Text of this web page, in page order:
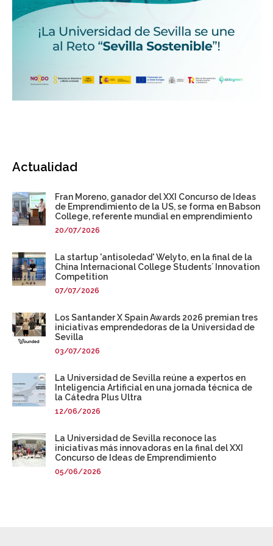
Actualidad
Fran Moreno, ganador del XXI Concurso de Ideas
de Emprendimiento de la US, se forma en Babson
College, referente mundial en emprendimiento
20/07/2026
La startup 'antisoledad' Welyto, en la final de la
China Internacional College Students´ Innovation
Competition
07/07/2026
Los Santander X Spain Awards 2026 premian tres
iniciativas emprendedoras de la Universidad de
Sevilla
03/07/2026
La Universidad de Sevilla reúne a expertos en
Inteligencia Artificial en una jornada técnica de
la Cátedra Plus Ultra
12/06/2026
La Universidad de Sevilla reconoce las
iniciativas más innovadoras en la final del XXI
Concurso de Ideas de Emprendimiento
05/06/2026